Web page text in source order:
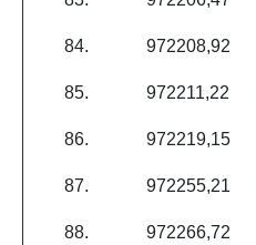
84. 972208,92
85. 972211,22
86. 972219,15
87. 972255,21
88. 972266,72